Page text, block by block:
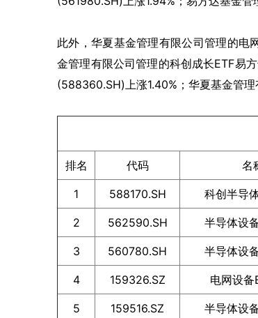
此外，华夏基金管理有限公司管理的电
金管理有限公司管理的科创成长ETF易
(588360.SH)上涨1.40%；华夏基金管理
排名 代码 名
1 588170.SH 科创半导
2 562590.SH 半导体设
3 560780.SH 半导体设
4 159326.SZ 电网设备
5 159516.SZ 半导体设